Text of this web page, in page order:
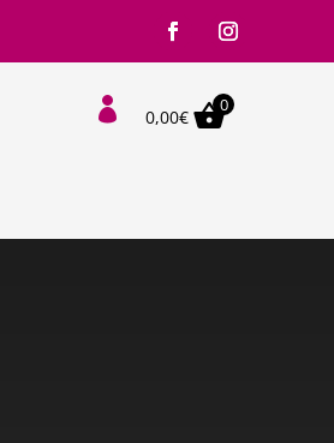
 0,00€
0